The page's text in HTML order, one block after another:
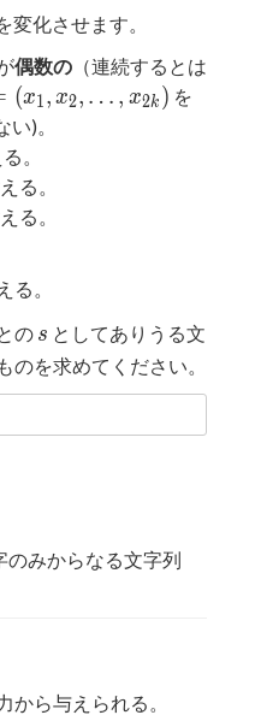
変化させます。
偶数の（連続するとは
(x1, x2, … , x2k ) を
い)。
。
る。
る。
る。
の s
s としてありうる文
を求めてください。
のみからなる文字列
から与えられる。